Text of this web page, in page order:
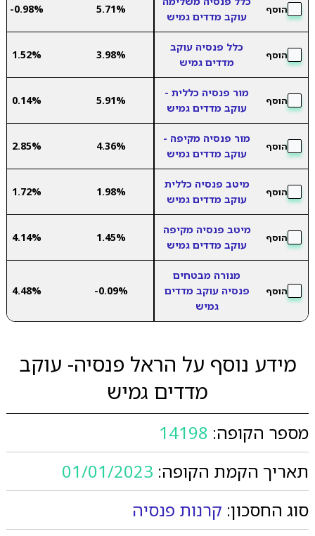
הוסף
עוקב מדדים גמיש
5.71%
-0.98%
הוסף
כלל פנסיה עוקב
מדדים גמיש
3.98%
1.52%
הוסף
מור פנסיה כללית -
עוקב מדדים גמיש
5.91%
0.14%
הוסף
מור פנסיה מקיפה -
עוקב מדדים גמיש
4.36%
2.85%
הוסף
מיטב פנסיה כללית
עוקב מדדים גמיש
1.98%
1.72%
הוסף
מיטב פנסיה מקיפה
עוקב מדדים גמיש
1.45%
4.14%
הוסף
מנורה מבטחים
פנסיה עוקב מדדים
גמיש
-0.09%
4.48%
מידע נוסף על הראל פנסיה- עוקב
מדדים גמיש
מספר הקופה: 14198
תאריך הקמת הקופה: 01/01/2023
סוג החסכון: קרנות פנסיה